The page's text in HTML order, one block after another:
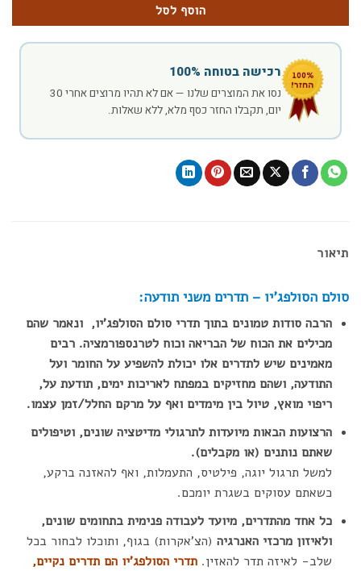
הוסף לסל
רכישה בטוחה 100%
נסו את המוצרים שלנו — אם לא תהיו מרוצים אחרי 30
יום, תקבלו החזר כסף מלא, ללא שאלות.
תיאור
סולם הסולפג'יו – תדרים משני תודעה:
הרבה סודות טמונים בתוך תדרי סולם הסולפג'יו, ונאמר שהם
מכילים את הכוח של הבריאה וכוח לטרנספורמציה. רבים
מאמינים שיש לתדרים אלו יכולת להשפיע על החומר ועל
התודעה, ושהם מחזיקים במפתח לאריכות ימים, תודעת על,
ריפוי מואץ, טיול בין מימדים ואף על מרקם החלל/זמן עצמו.
הרצועות הבאות מיועדות לתרגולי מדיטציה שונים, וטיפולים
שאתם נותנים (או מקבלים).
למשל תרגול יוגה, פילטיס, התעמלות, ואף להאזנה ברקע,
כשאתם עסוקים בשגרת יומכם.
כל אחד מהתדרים, מיועד לעבודה פנימית בתחומים שונים,
ולאיזון מרכזי האנרגיה(הצ'אקרות) בגוף, ותוכלו לבחור בכל
שלב- לאיזה תדר להאזין. תדרי הסולפג'יו הם תדרים נקיים,